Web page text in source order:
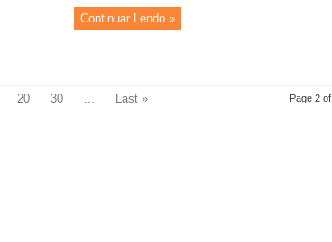
Continuar Lendo »
Page 2
20 30 ... Last »